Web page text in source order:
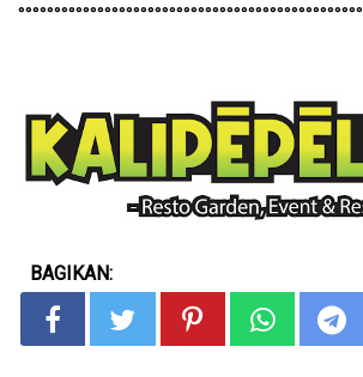
°°°°°°°°°°°°°°°°°°°°°°°°°°°°°°°°°°°°°°°°°°°°°°°°
BAGIKAN: